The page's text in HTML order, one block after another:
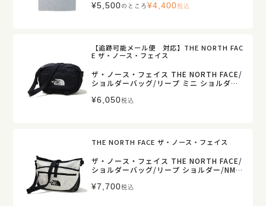
32643/レディース メンズ【正規取扱】
¥5,500 のところ¥4,400税込
【追跡可能メール便 対応】THE NORTH FAC
E ザ・ノース・フェイス
ザ・ノース・フェイス THE NORTH FACE/
ショルダーバッグ/リープ ミニ ショルダー/
¥6,050税込
THE NORTH FACE ザ・ノース・フェイス
ザ・ノース・フェイス THE NORTH FACE/
ショルダーバッグ/リープ ショルダー/NM7
¥7,700税込